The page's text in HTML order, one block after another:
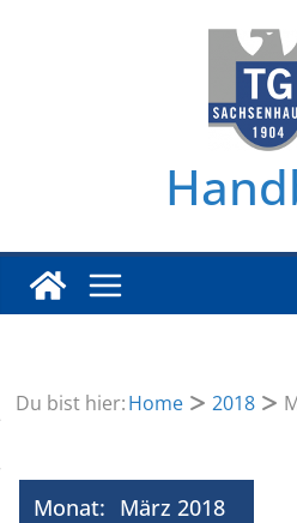
Du bist hier:Home 2018
Monat: März 2018